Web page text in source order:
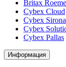
Britax
Cybex Cloud
Cybex Sirona
Cybex
Cybex Pallas
Информация